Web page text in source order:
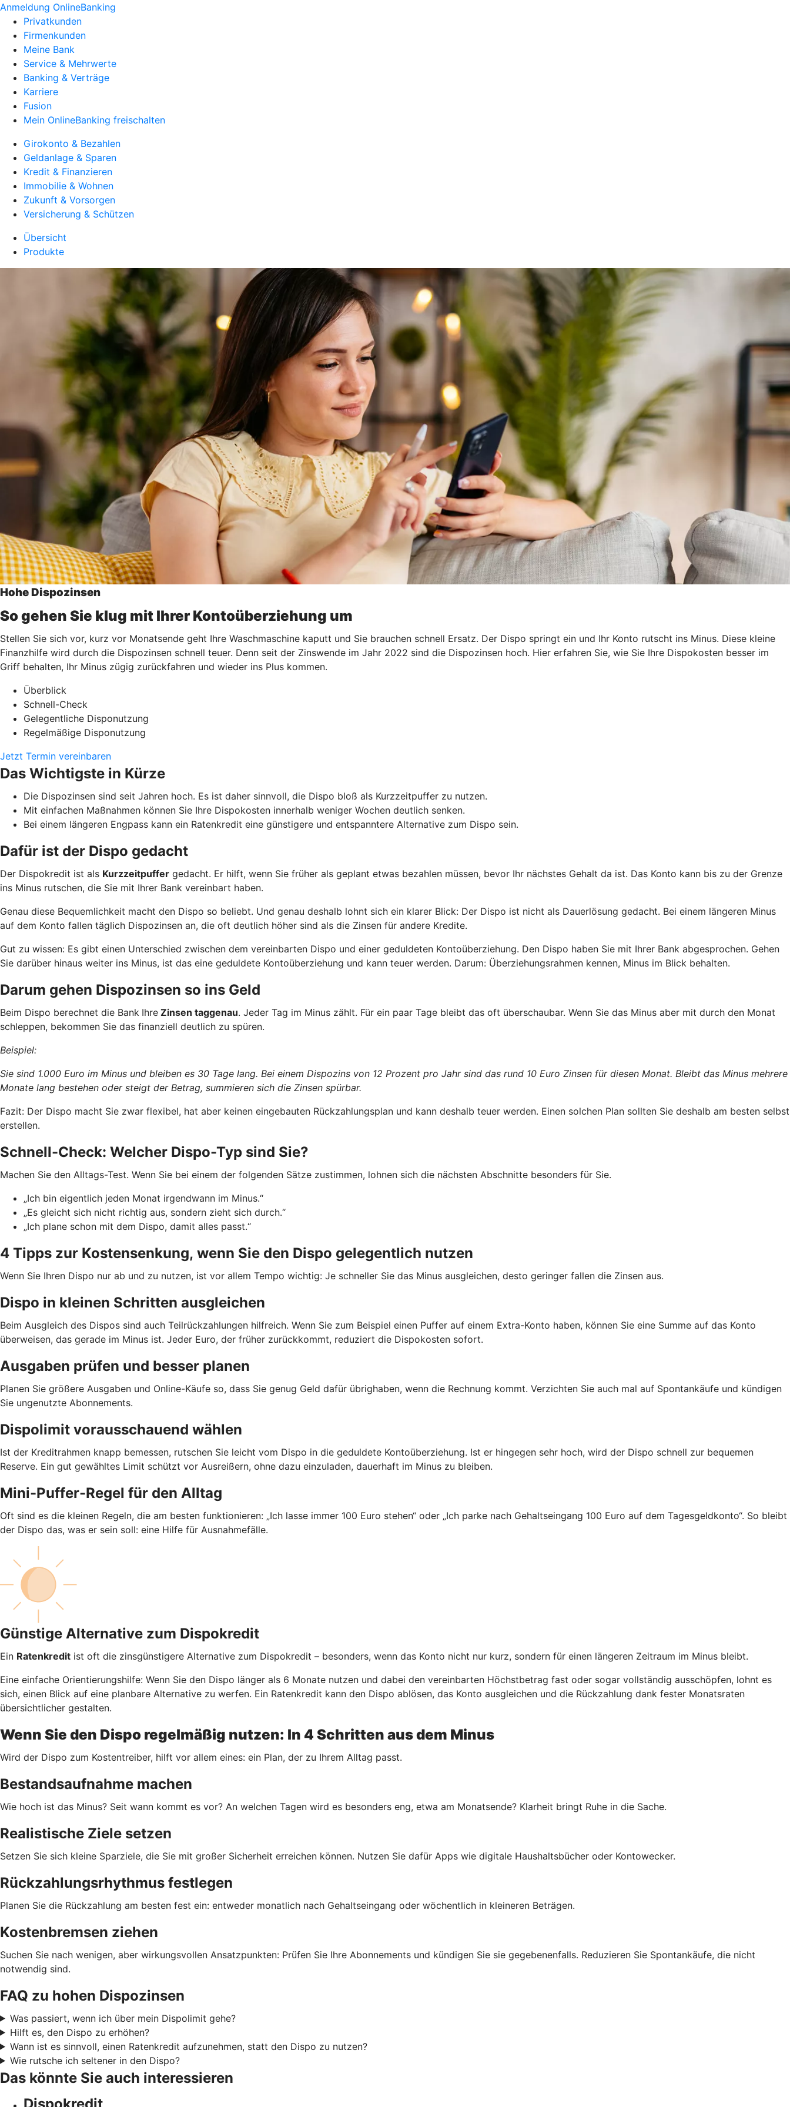
Anmeldung OnlineBanking
Privatkunden
Firmenkunden
Meine Bank
Service & Mehrwerte
Banking & Verträge
Karriere
Fusion
Mein OnlineBanking freischalten
Girokonto & Bezahlen
Geldanlage & Sparen
Kredit & Finanzieren
Immobilie & Wohnen
Zukunft & Vorsorgen
Versicherung & Schützen
Übersicht
Produkte
Hohe Dispozinsen
So gehen Sie klug mit Ihrer Kontoüberziehung um
Stellen Sie sich vor, kurz vor Monatsende geht Ihre Waschmaschine kaputt und Sie brauchen schnell Ersatz. Der Dispo springt ein und Ihr Konto rutscht ins Minus. Diese kleine
Finanzhilfe wird durch die Dispozinsen schnell teuer. Denn seit der Zinswende im Jahr 2022 sind die Dispozinsen hoch. Hier erfahren Sie, wie Sie Ihre Dispokosten besser im
Griff behalten, Ihr Minus zügig zurückfahren und wieder ins Plus kommen.
Überblick
Schnell-Check
Gelegentliche Disponutzung
Regelmäßige Disponutzung
Jetzt Termin vereinbaren
Das Wichtigste in Kürze
Die Dispozinsen sind seit Jahren hoch. Es ist daher sinnvoll, die Dispo bloß als Kurzzeitpuffer zu nutzen.
Mit einfachen Maßnahmen können Sie Ihre Dispokosten innerhalb weniger Wochen deutlich senken.
Bei einem längeren Engpass kann ein Ratenkredit eine günstigere und entspanntere Alternative zum Dispo sein.
Dafür ist der Dispo gedacht
Der Dispokredit ist als Kurzzeitpuffer gedacht. Er hilft, wenn Sie früher als geplant etwas bezahlen müssen, bevor Ihr nächstes Gehalt da ist. Das Konto kann bis zu der Grenze
ins Minus rutschen, die Sie mit Ihrer Bank vereinbart haben.
Genau diese Bequemlichkeit macht den Dispo so beliebt. Und genau deshalb lohnt sich ein klarer Blick: Der Dispo ist nicht als Dauerlösung gedacht. Bei einem längeren Minus
auf dem Konto fallen täglich Dispozinsen an, die oft deutlich höher sind als die Zinsen für andere Kredite.
Gut zu wissen: Es gibt einen Unterschied zwischen dem vereinbarten Dispo und einer geduldeten Kontoüberziehung. Den Dispo haben Sie mit Ihrer Bank abgesprochen. Gehen
Sie darüber hinaus weiter ins Minus, ist das eine geduldete Kontoüberziehung und kann teuer werden. Darum: Überziehungsrahmen kennen, Minus im Blick behalten.
Darum gehen Dispozinsen so ins Geld
Beim Dispo berechnet die Bank Ihre Zinsen taggenau. Jeder Tag im Minus zählt. Für ein paar Tage bleibt das oft überschaubar. Wenn Sie das Minus aber mit durch den Monat
schleppen, bekommen Sie das finanziell deutlich zu spüren.
Beispiel:
Sie sind 1.000 Euro im Minus und bleiben es 30 Tage lang. Bei einem Dispozins von 12 Prozent pro Jahr sind das rund 10 Euro Zinsen für diesen Monat. Bleibt das Minus mehrere
Monate lang bestehen oder steigt der Betrag, summieren sich die Zinsen spürbar.
Fazit: Der Dispo macht Sie zwar flexibel, hat aber keinen eingebauten Rückzahlungsplan und kann deshalb teuer werden. Einen solchen Plan sollten Sie deshalb am besten selbst
erstellen.
Schnell-Check: Welcher Dispo-Typ sind Sie?
Machen Sie den Alltags-Test. Wenn Sie bei einem der folgenden Sätze zustimmen, lohnen sich die nächsten Abschnitte besonders für Sie.
„Ich bin eigentlich jeden Monat irgendwann im Minus.“
„Es gleicht sich nicht richtig aus, sondern zieht sich durch.“
„Ich plane schon mit dem Dispo, damit alles passt.“
4 Tipps zur Kostensenkung, wenn Sie den Dispo gelegentlich nutzen
Wenn Sie Ihren Dispo nur ab und zu nutzen, ist vor allem Tempo wichtig: Je schneller Sie das Minus ausgleichen, desto geringer fallen die Zinsen aus.
Dispo in kleinen Schritten ausgleichen
Beim Ausgleich des Dispos sind auch Teilrückzahlungen hilfreich. Wenn Sie zum Beispiel einen Puffer auf einem Extra-Konto haben, können Sie eine Summe auf das Konto
überweisen, das gerade im Minus ist. Jeder Euro, der früher zurückkommt, reduziert die Dispokosten sofort.
Ausgaben prüfen und besser planen
Planen Sie größere Ausgaben und Online-Käufe so, dass Sie genug Geld dafür übrighaben, wenn die Rechnung kommt. Verzichten Sie auch mal auf Spontankäufe und kündigen
Sie ungenutzte Abonnements.
Dispolimit vorausschauend wählen
Ist der Kreditrahmen knapp bemessen, rutschen Sie leicht vom Dispo in die geduldete Kontoüberziehung. Ist er hingegen sehr hoch, wird der Dispo schnell zur bequemen
Reserve. Ein gut gewähltes Limit schützt vor Ausreißern, ohne dazu einzuladen, dauerhaft im Minus zu bleiben.
Mini-Puffer-Regel für den Alltag
Oft sind es die kleinen Regeln, die am besten funktionieren: „Ich lasse immer 100 Euro stehen“ oder „Ich parke nach Gehaltseingang 100 Euro auf dem Tagesgeldkonto“. So bleibt
der Dispo das, was er sein soll: eine Hilfe für Ausnahmefälle.
Günstige Alternative zum Dispokredit
Ein Ratenkredit ist oft die zinsgünstigere Alternative zum Dispokredit – besonders, wenn das Konto nicht nur kurz, sondern für einen längeren Zeitraum im Minus bleibt.
Eine einfache Orientierungshilfe: Wenn Sie den Dispo länger als 6 Monate nutzen und dabei den vereinbarten Höchstbetrag fast oder sogar vollständig ausschöpfen, lohnt es
sich, einen Blick auf eine planbare Alternative zu werfen. Ein Ratenkredit kann den Dispo ablösen, das Konto ausgleichen und die Rückzahlung dank fester Monatsraten
übersichtlicher gestalten.
Wenn Sie den Dispo regelmäßig nutzen: In 4 Schritten aus dem Minus
Wird der Dispo zum Kostentreiber, hilft vor allem eines: ein Plan, der zu Ihrem Alltag passt.
Bestandsaufnahme machen
Wie hoch ist das Minus? Seit wann kommt es vor? An welchen Tagen wird es besonders eng, etwa am Monatsende? Klarheit bringt Ruhe in die Sache.
Realistische Ziele setzen
Setzen Sie sich kleine Sparziele, die Sie mit großer Sicherheit erreichen können. Nutzen Sie dafür Apps wie digitale Haushaltsbücher oder Kontowecker.
Rückzahlungsrhythmus festlegen
Planen Sie die Rückzahlung am besten fest ein: entweder monatlich nach Gehaltseingang oder wöchentlich in kleineren Beträgen.
Kostenbremsen ziehen
Suchen Sie nach wenigen, aber wirkungsvollen Ansatzpunkten: Prüfen Sie Ihre Abonnements und kündigen Sie sie gegebenenfalls. Reduzieren Sie Spontankäufe, die nicht
notwendig sind.
FAQ zu hohen Dispozinsen
Was passiert, wenn ich über mein Dispolimit gehe?
Hilft es, den Dispo zu erhöhen?
Wann ist es sinnvoll, einen Ratenkredit aufzunehmen, statt den Dispo zu nutzen?
Wie rutsche ich seltener in den Dispo?
Das könnte Sie auch interessieren